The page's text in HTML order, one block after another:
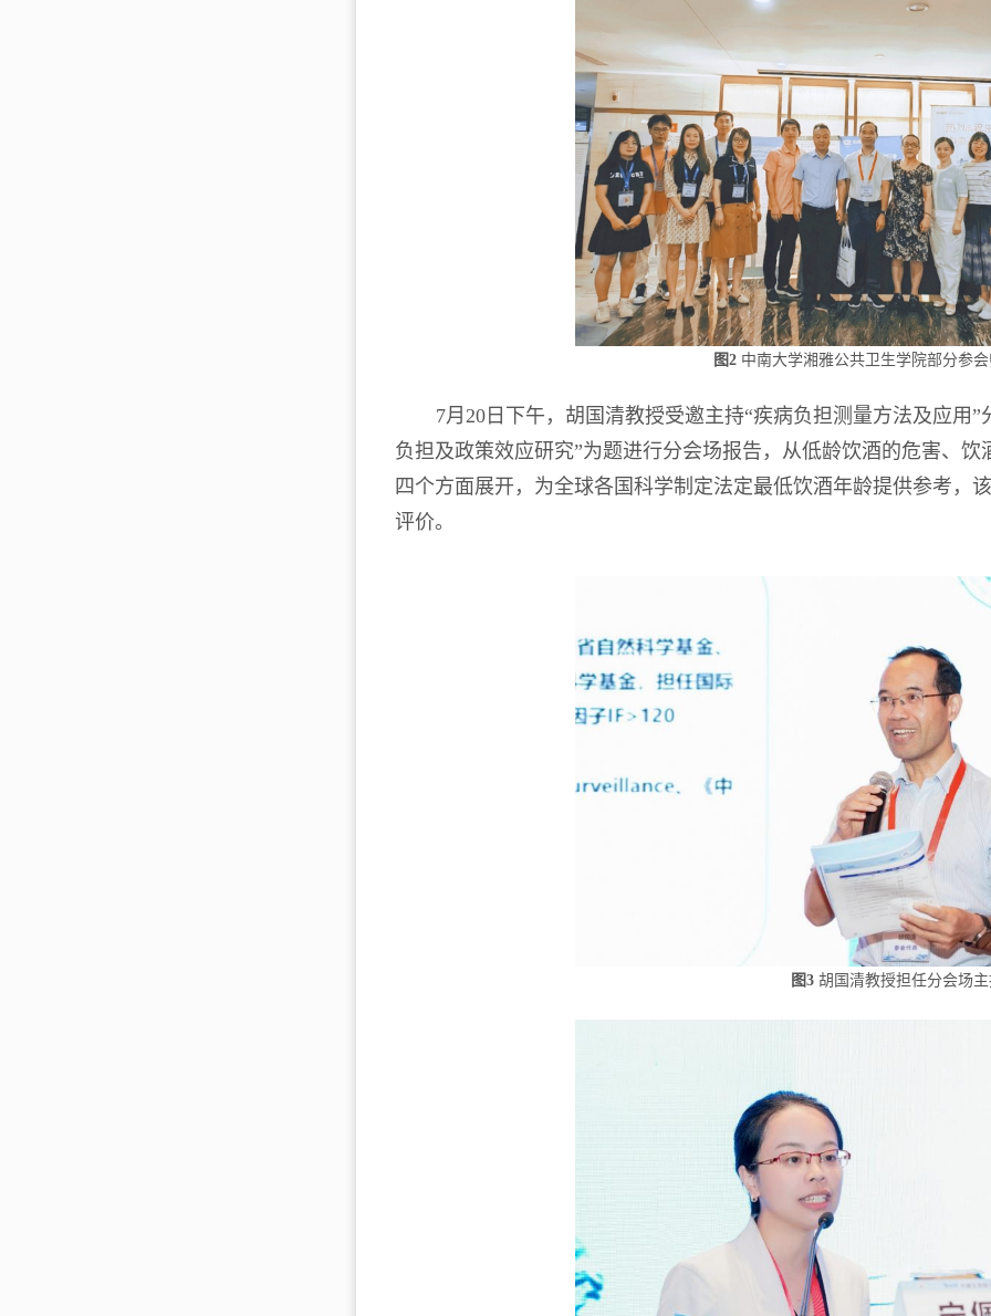
图2 中南大学湘雅公共卫生学院部分参
7月20日下午，胡国清教授受邀主持“疾病负担测量方法及应用
负担及政策效应研究”为题进行分会场报告，从低龄饮酒的危害、
四个方面展开，为全球各国科学制定法定最低饮酒年龄提供参考，
评价。
图3 胡国清教授担任分会场主